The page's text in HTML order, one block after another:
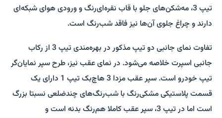
تیپ 3، مه‌شکن‌های جلو با قاب نقره‌ای‌رنگ و ورودی هوای شبکه‌ای
دارند و چراغ جلوی آن‌ها نیز فاقد شب‌رنگ است.
تفاوت نمای جانبی دو تیپ مذکور در بهره‌مندی تیپ 3 از رکاب
جانبی اسپرت خلاصه می‌شود. در نمای عقب نیز، طرح سپر نمایان‌گر
تیپ خودرو است. سپر عقب مزدا 3 هاچ‌بک تیپ 1 دارای یک
قسمت پلاستیکی مشکی‌رنگ با شب‌رنگ‌های چندضلعی نسبتا بزرگ
است اما در تیپ 3، سپر عقب کاملا هم‌رنگ بدنه است و